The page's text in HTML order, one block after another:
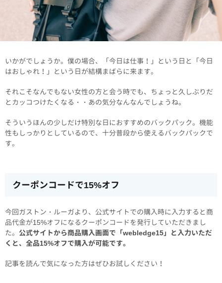
いかがでしょうか。僕の場合、「今日は仕事！」という日と「今日
はおしゃれ！」という日が結構まばらに来ます。
それこそなんでもない女性の方と会う時でも、ちょっと久しぶりだ
とカッコつけたくなる・・あの気分なんなんでしょうね。
そういうほんの少しだけ特別な日におすすめのバックパック。機能
性もしっかりとしているので、十分普段から使えるバックパックで
す。
クーポンコードで15%オフ
今回ガストン・ルーガより、公式サイトでの購入時に入力すると商
品代金が15%オフになるクーポンコードを発行していただきまし
た。 公式サイトから商品購入画面で「webledge15」と入力いただ
くと、全品15%オフで購入が可能です。
記事を読んで気になった方はぜひお試しください！